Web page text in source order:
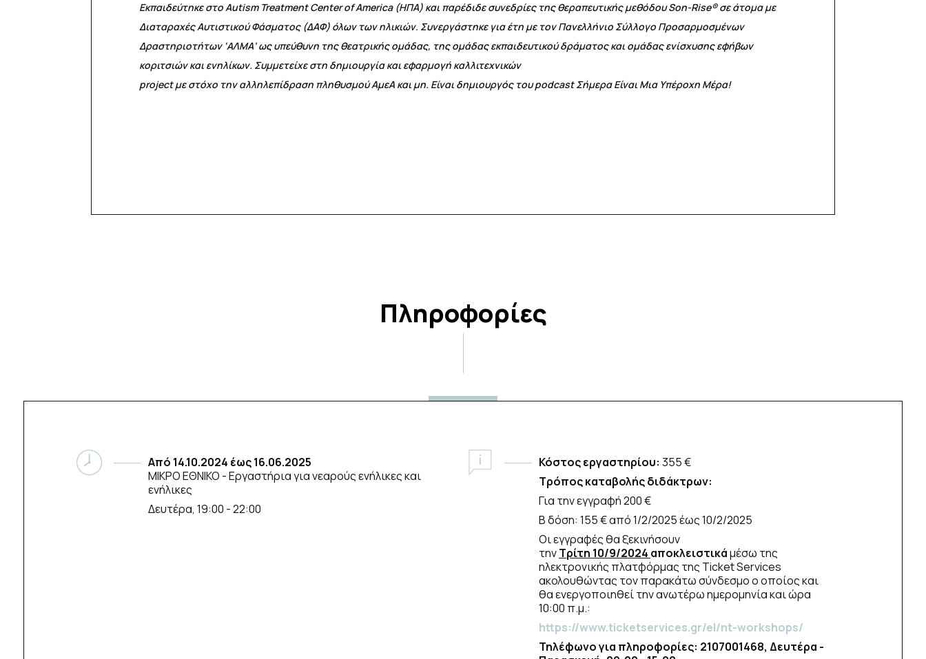
Εκπαιδεύτηκε στο Αutism Treatment Center of America (ΗΠΑ) και παρέδιδε συνεδρίες της θεραπευτικής μεθόδου Son-Rise® σε άτομα με
Διαταραχές Αυτιστικού Φάσματος (ΔΑΦ) όλων των ηλικιών. Συνεργάστηκε για έτη με τον Πανελλήνιο Σύλλογο Προσαρμοσμένων
Δραστηριοτήτων ‘ΑΛΜΑ’ ως υπεύθυνη της θεατρικής ομάδας, της ομάδας εκπαιδευτικού δράματος και ομάδας ενίσχυσης εφήβων
κοριτσιών και ενηλίκων. Συμμετείχε στη δημιουργία και εφαρμογή καλλιτεχνικών
project με στόχο την αλληλεπίδραση πληθυσμού ΑμεΑ και μη. Είναι δημιουργός του podcast Σήμερα Είναι Μια Υπέροχη Μέρα!
Πληροφορίες
Από 14.10.2024 έως16.06.2025
ΜΙΚΡΟ ΕΘΝΙΚΟ - Εργαστήρια για νεαρούς ενήλικες και
ενήλικες
Δευτέρα, 19:00 - 22:00
Κόστος εργαστηρίου: 355 €
Τρόπος καταβολής διδάκτρων:
Για την εγγραφή 200 €
Β δόση: 155 € από 1/2/2025 έως 10/2/2025
Οι εγγραφές θα ξεκινήσουν
τηνΤρίτη 10/9/2024 αποκλειστικάμέσω της
ηλεκτρονικής πλατφόρμας της Ticket Services
ακολουθώντας τον παρακάτω σύνδεσμο ο οποίος και
θα ενεργοποιηθεί την ανωτέρω ημερομηνία και ώρα
10:00 π.μ.:
https://www.ticketservices.gr/el/nt-workshops/
Τηλέφωνο για πληροφορίες: 2107001468, Δευτέρα -